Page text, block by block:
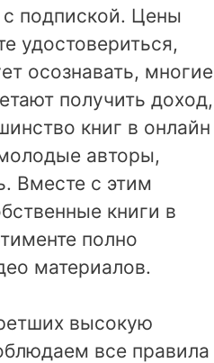
подпиской. Цены
удостовериться,
осознавать, многие
получить доход,
книг в онлайн
авторы,
Вместе с этим
книги в
полно
материалов.
высокую
все правила